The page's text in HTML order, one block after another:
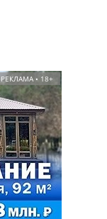
РЕКЛАМА • 18+